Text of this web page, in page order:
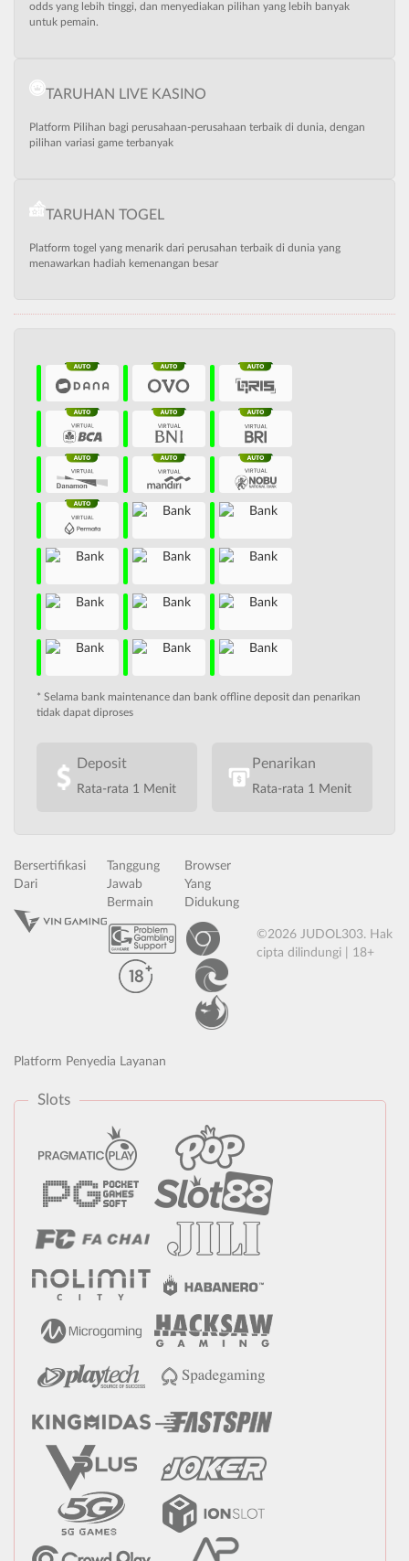
odds yang lebih tinggi, dan menyediakan pilihan yang lebih banyak
untuk pemain.
TARUHAN LIVE KASINO
Platform Pilihan bagi perusahaan-perusahaan terbaik di dunia, dengan
pilihan variasi game terbanyak
TARUHAN TOGEL
Platform togel yang menarik dari perusahan terbaik di dunia yang
menawarkan hadiah kemenangan besar
* Selama bank maintenance dan bank offline deposit dan penarikan
tidak dapat diproses
Deposit
Rata-rata 1 Menit
Penarikan
Rata-rata 1 Menit
Bersertifikasi
Dari
Tanggung
Jawab
Bermain
Browser
Yang
Didukung
©2026 JUDOL303. Hak
cipta dilindungi | 18+
Platform Penyedia Layanan
Slots